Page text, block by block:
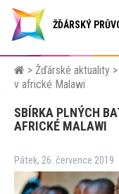
ŽĎÁRSKÝ
> Žďárské aktuality >
v africké Malawi
SBÍRKA PLNÝCH
AFRICKÉ MALAWI
Pátek, 26. července 2019